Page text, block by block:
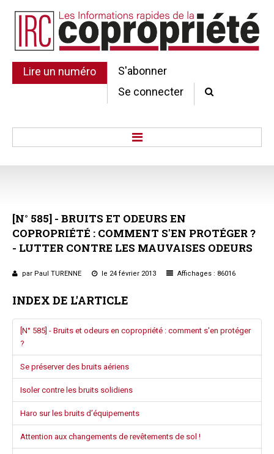
Lire un numéro
S'abonner
Se connecter
Au Parlement
Gestion et maintenance
Pratique de la copro.
Jurisprudence
Études juridiques
Copro. en difficulté
Formez-vous !
Parole d'experts*
[N° 585] - BRUITS ET ODEURS EN
COPROPRIÉTÉ : COMMENT S'EN PROTÉGER?
- LUTTER CONTRE LES MAUVAISES ODEURS
par Paul TURENNE le 24 février 2013 Affichages : 86016
INDEX DE L'ARTICLE
[N° 585] - Bruits et odeurs en copropriété : comment s'en protéger
?
Se préserver des bruits aériens
Isoler contre les bruits solidiens
Haro sur les bruits d’équipements
Attention aux changements de revêtements de sol !